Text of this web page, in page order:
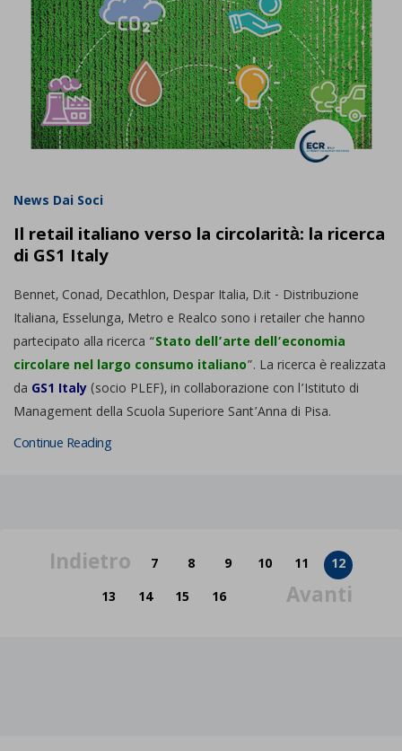
News Dai Soci
Il retail italiano verso la circolarità: la ricerca
di GS1 Italy
Bennet, Conad, Decathlon, Despar Italia, D.it - Distribuzione
Italiana, Esselunga, Metro e Realco sono i retailer che hanno
partecipato alla ricerca “Stato dell’arte dell’economia
circolare nel largo consumo italiano”. La ricerca è realizzata
da GS1 Italy (socio PLEF), in collaborazione con l’Istituto di
Management della Scuola Superiore Sant’Anna di Pisa.
Continue Reading
Indietro 7 8 9 10 11
12
13
14 15 16 Avanti